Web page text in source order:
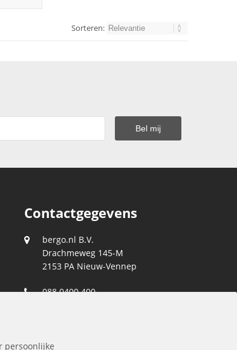
Sorteren:
Contactgegevens
bergo.nl B.V.
Drachmeweg 145-M
2153 PA Nieuw-Vennep
088 0400 400
persoonlijke